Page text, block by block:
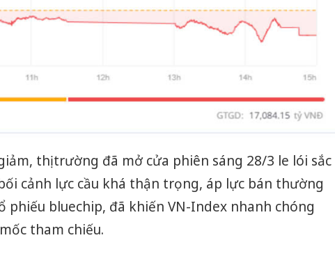
thị trường đã mở cửa phiên sáng 28/3 le lói sắc
cảnh lực cầu khá thận trọng, áp lực bán thường
phiếu bluechip, đã khiến VN-Index nhanh chóng
tham chiếu.